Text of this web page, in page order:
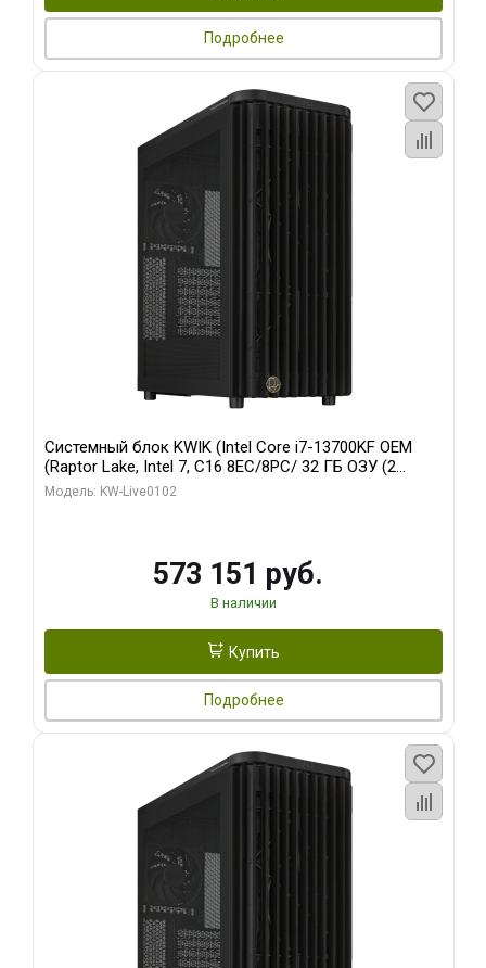
Подробнее
Системный блок KWIK (Intel Core i7-13700KF OEM
(Raptor Lake, Intel 7, C16 8EC/8PC/ 32 ГБ ОЗУ (2
модуля)/ Afox RTX4090 24GB GDDR6X 384-Bit 3xDP
Модель: KW-Live0102
573 151 руб.
В наличии
Купить
Подробнее